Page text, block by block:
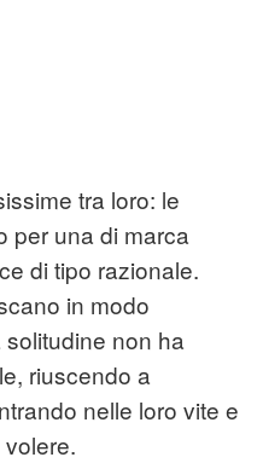
tra loro: le
per una di marca
di tipo razionale.
in modo
non ha
riuscendo a
nelle loro vite e